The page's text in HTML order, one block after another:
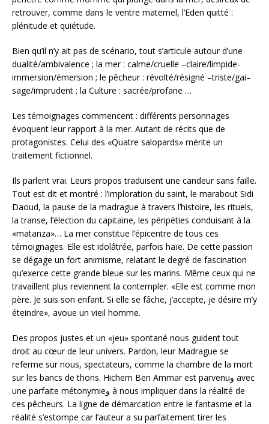
retrouver, comme dans le ventre maternel, l’Eden quitté :
plénitude et quiétude.
Bien qu’il n’y ait pas de scénario, tout s’articule autour d’une
dualité/ambivalence ; la mer : calme/cruelle –claire/limpide-
immersion/émersion ; le pêcheur : révolté/résigné –triste/gai–
sage/imprudent ; la Culture : sacrée/profane …
Les témoignages commencent : différents personnages
évoquent leur rapport à la mer. Autant de récits que de
protagonistes. Celui des «Quatre salopards» mérite un
traitement fictionnel.
Ils parlent vrai. Leurs propos traduisent une candeur sans faille.
Tout est dit et montré : l’imploration du saint, le marabout Sidi
Daoud, la pause de la madrague à travers l’histoire, les rituels,
la transe, l’élection du capitaine, les péripéties conduisant à la
«matanza»… La mer constitue l’épicentre de tous ces
témoignages. Elle est idolâtrée, parfois haïe. De cette passion
se dégage un fort animisme, relatant le degré de fascination
qu’exerce cette grande bleue sur les marins. Même ceux qui ne
travaillent plus reviennent la contempler. «Elle est comme mon
père. Je suis son enfant. Si elle se fâche, j’accepte, je désire m’y
éteindre», avoue un vieil homme.
Des propos justes et un «jeu» spontané nous guident tout
droit au cœur de leur univers. Pardon, leur Madrague se
referme sur nous, spectateurs, comme la chambre de la mort
sur les bancs de thons. Hichem Ben Ammar est parvenuو avec
une parfaite métonymieو à nous impliquer dans la réalité de
ces pêcheurs. La ligne de démarcation entre le fantasme et la
réalité s’estompe car l’auteur a su parfaitement tirer les